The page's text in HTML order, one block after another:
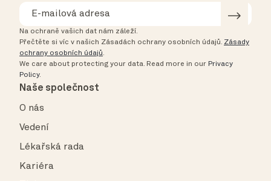
Na ochraně vašich dat nám záleží.
Přečtěte si víc v našich Zásadách ochrany osobních údajů. Zásady
ochrany osobních údajů.
We care about protecting your data. Read more in our Privacy
Policy.
Naše společnost
O nás
Vedení
Lékařská rada
Kariéra